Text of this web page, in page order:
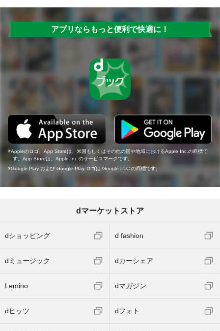
アプリならもっと便利で快適に！
Appleのロゴ、App Storeは、米国もしくはその他の国や地域におけるApple Inc.の商標で
す。App Storeは、Apple Inc.のサービスマークです。
Google Play および Google Play ロゴは Google LLC の商標です。
dマーケットストア
dショッピング d fashion
dミュージック dカーシェア
Lemino dマガジン
dヒッツ dフォト